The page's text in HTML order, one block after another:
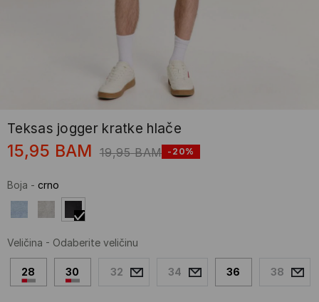
Teksas jogger kratke hlače
15,95 BAM 19,95 BAM -20%
Boja - crno
Veličina - Odaberite veličinu
28 30 32 34 36 38